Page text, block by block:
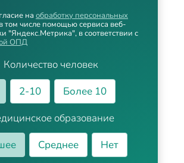
Количество человек
2-10
Более 10
образование
Среднее Нет
на обработку персональных
том числе помощью сервиса веб-
"Яндекс.Метрика", в соответствии с
ОПД